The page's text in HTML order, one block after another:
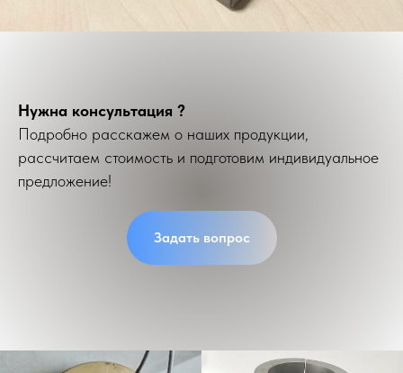
Нужна консультация ?
Подробно расскажем о наших продукции,
рассчитаем стоимость и подготовим индивидуальное
предложение!
Задать вопрос